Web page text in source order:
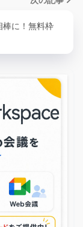
棒に！無料枠